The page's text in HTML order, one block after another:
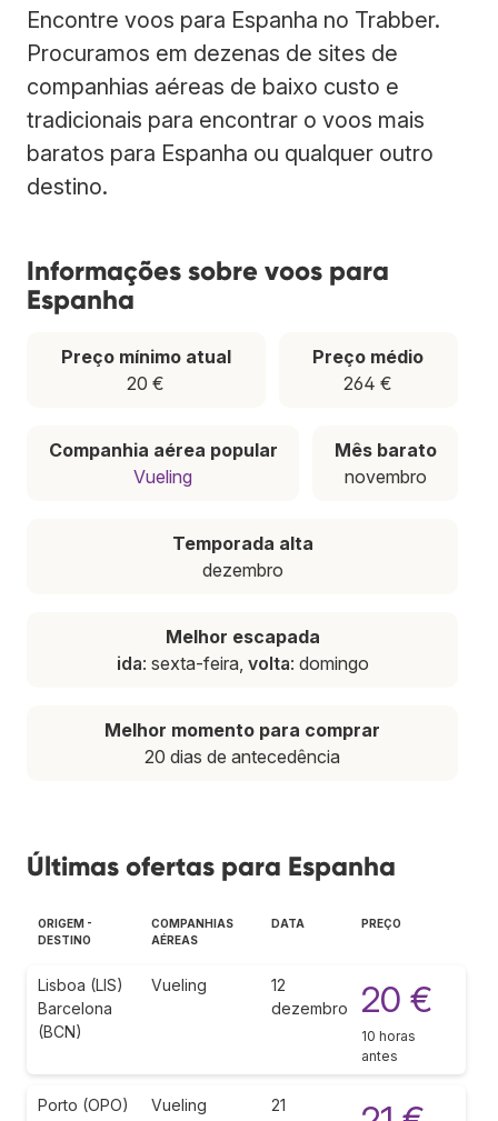
Encontre voos para Espanha no Trabber.
Procuramos em dezenas de sites de
companhias aéreas de baixo custo e
tradicionais para encontrar o voos mais
baratos para Espanha ou qualquer outro
destino.
Informações sobre voos para
Espanha
Preço mínimo atual
20 €
Preço médio
264 €
Companhia aérea popular
Vueling
Mês barato
novembro
Temporada alta
dezembro
Melhor escapada
ida: sexta-feira, volta: domingo
Melhor momento para comprar
20 dias de antecedência
Últimas ofertas para Espanha
ORIGEM -
DESTINO
COMPANHIAS
AÉREAS
DATA PREÇO
Lisboa (LIS)
Barcelona
(BCN)
Vueling
12
dezembro
20 €
10 horas
antes
Porto (OPO)
Vueling
21